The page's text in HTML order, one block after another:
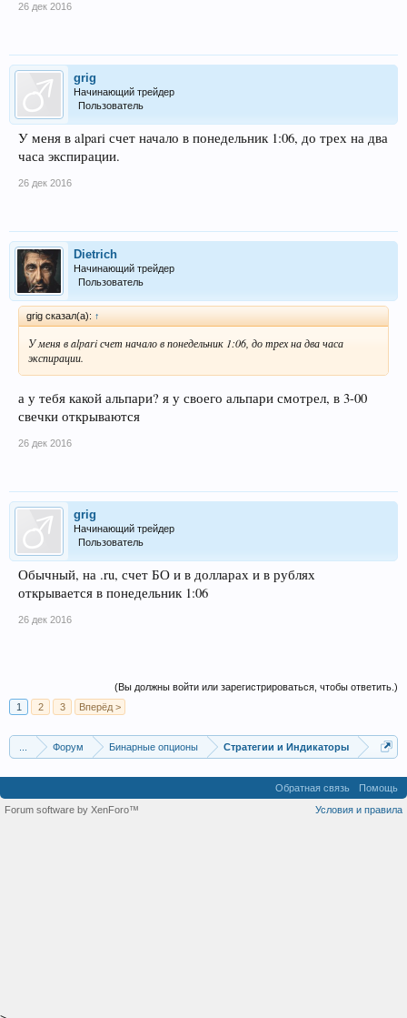
26 дек 2016
grig
Начинающий трейдер
Пользователь
У меня в alpari счет начало в понедельник 1:06, до трех на два
часа экспирации.
26 дек 2016
Dietrich
Начинающий трейдер
Пользователь
grig сказал(а): ↑
У меня в alpari счет начало в понедельник 1:06, до трех на два часа
экспирации.
а у тебя какой альпари? я у своего альпари смотрел, в 3-00
свечки открываются
26 дек 2016
grig
Начинающий трейдер
Пользователь
Обычный, на .ru, счет БО и в долларах и в рублях
открывается в понедельник 1:06
26 дек 2016
(Вы должны войти или зарегистрироваться, чтобы ответить.)
1
2 3 Вперёд >
Форум Бинарные опционы Стратегии и Индикаторы
Обратная связь
Помощь
Условия и правила
Forum software by XenForo™